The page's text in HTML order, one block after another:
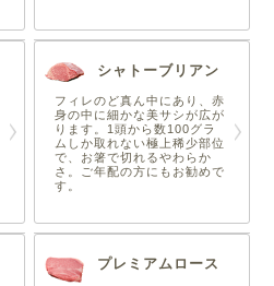
シャトーブリアン
フィレのど真ん中にあり、赤
身の中に細かな美サシが広が
ります。1頭から数100グラ
ムしか取れない極上稀少部位
で、お箸で切れるやわらか
さ。ご年配の方にもお勧めで
す。
プレミアムロース